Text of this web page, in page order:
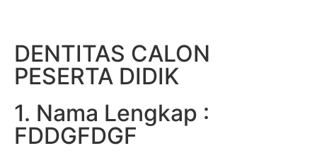
DENTITAS CALON
PESERTA DIDIK
1. Nama Lengkap :
FDDGFDGF